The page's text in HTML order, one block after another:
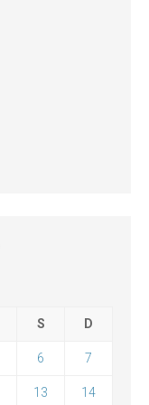
S D
6 7
13 14